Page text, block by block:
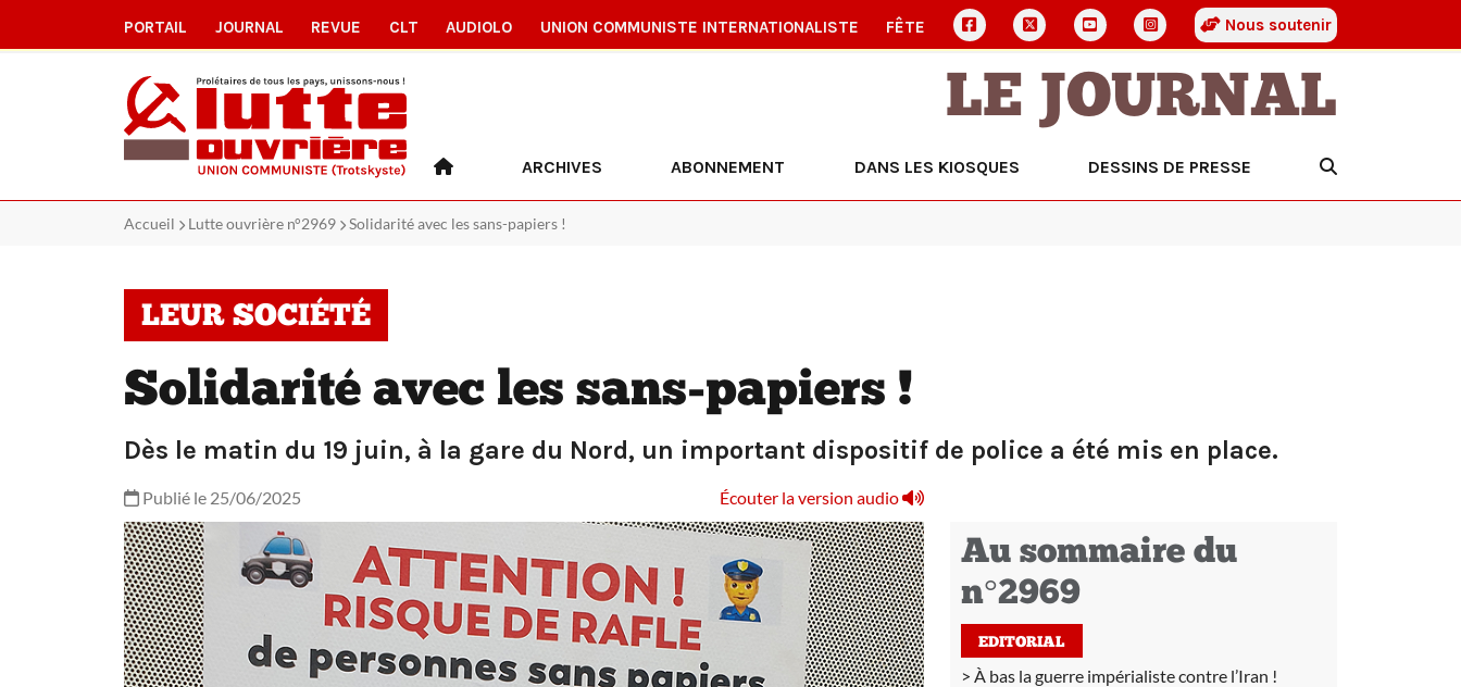
PORTAIL JOURNAL REVUE CLT AUDIOLO UNION COMMUNISTE INTERNATIONALISTE FÊTE Nous soutenir
LE JOURNAL
ARCHIVES ABONNEMENT DANS LES KIOSQUES DESSINS DE PRESSE
Accueil Lutte ouvrière n°2969 Solidarité avec les sans-papiers !
LEUR SOCIÉTÉ
Solidarité avec les sans-papiers !
Dès le matin du 19 juin, à la gare du Nord, un important dispositif de police a été mis en place.
Publié le 25/06/2025 Écouter la version audio
Au sommaire du
n°2969
EDITORIAL
À bas la guerre impérialiste contre l’Iran !